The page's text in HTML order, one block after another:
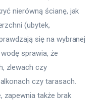
nierówną ścianę, jak
(ubytek,
się na wybranej
sprawia, że
zlewach czy
czy tarasach.
zapewnia także brak